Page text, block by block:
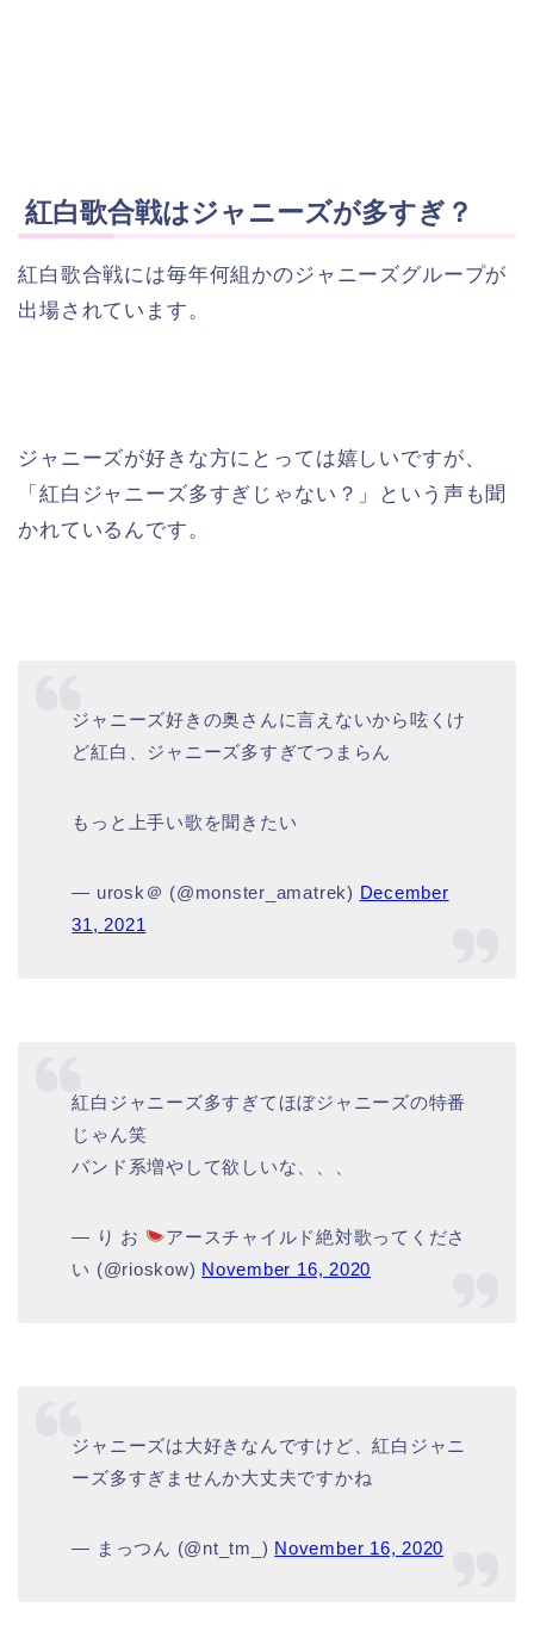
紅白歌合戦はジャニーズが多すぎ？
紅白歌合戦には毎年何組かのジャニーズグループが
出場されています。
ジャニーズが好きな方にとっては嬉しいですが、
「紅白ジャニーズ多すぎじゃない？」という声も聞
かれているんです。
ジャニーズ好きの奥さんに言えないから呟くけ
ど紅白、ジャニーズ多すぎてつまらん
もっと上手い歌を聞きたい
— urosk＠ (@monster_amatrek) December
31, 2021
紅白ジャニーズ多すぎてほぼジャニーズの特番
じゃん笑
バンド系増やして欲しいな、、、
— り お
アースチャイルド絶対歌ってくださ
い (@rioskow) November 16, 2020
ジャニーズは大好きなんですけど、紅白ジャニ
ーズ多すぎませんか大丈夫ですかね
— まっつん (@nt_tm_) November 16, 2020